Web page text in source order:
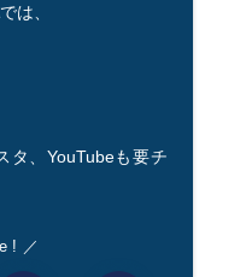
は、
タ、YouTubeも要チ
!